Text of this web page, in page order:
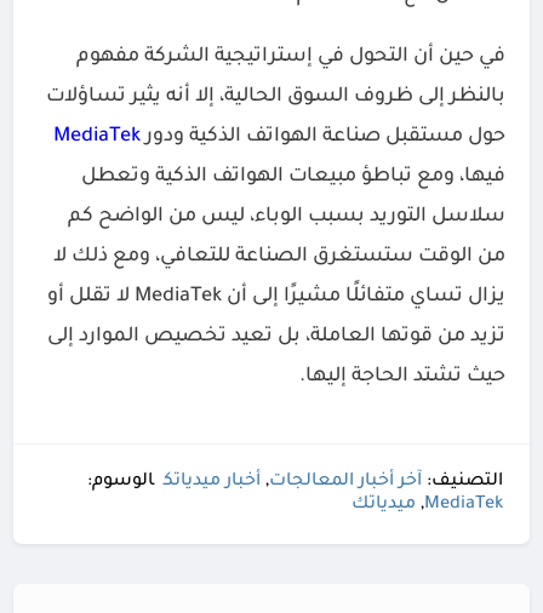
في حين أن التحول في إستراتيجية الشركة مفهوم
بالنظر إلى ظروف السوق الحالية، إلا أنه يثير تساؤلات
حول مستقبل صناعة الهواتف الذكية ودورMediaTek
فيها، ومع تباطؤ مبيعات الهواتف الذكية وتعطل
سلاسل التوريد بسبب الوباء، ليس من الواضح كم
من الوقت ستستغرق الصناعة للتعافي، ومع ذلك لا
يزال تساي متفائلًا مشيرًا إلى أن MediaTek لا تقلل أو
تزيد من قوتها العاملة، بل تعيد تخصيص الموارد إلى
حيث تشتد الحاجة إليها.
التصنيف: آخر أخبار المعالجات, أخبار ميدياتك الوسوم:
MediaTek
, ميدياتك